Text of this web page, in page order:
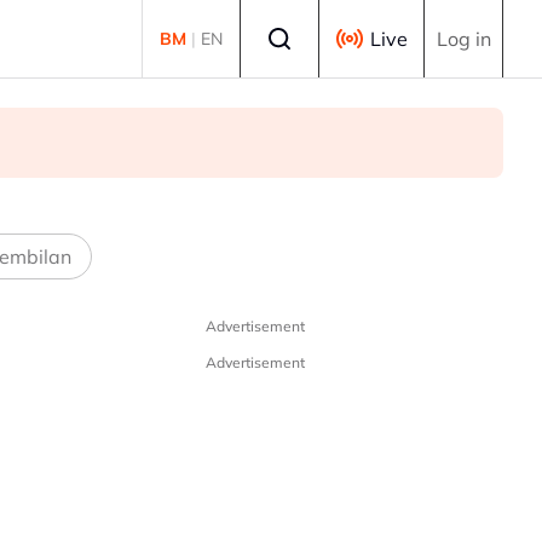
BM | EN Live Log in
Advertisement
Advertisement